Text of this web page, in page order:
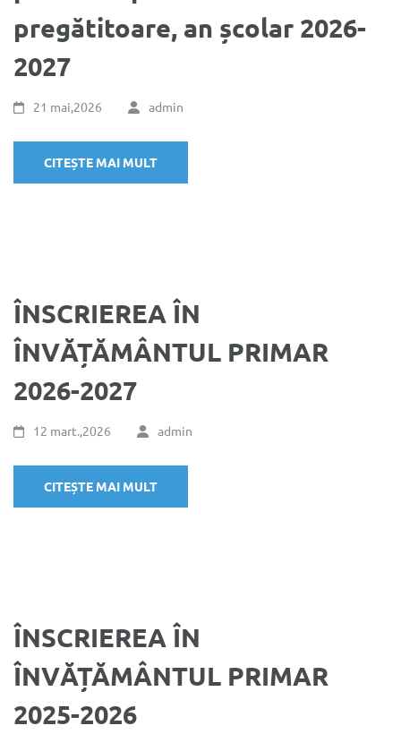
pregătitoare, an școlar 2026-
2027
21 mai,2026 admin
CITEȘTE MAI MULT
ÎNSCRIEREA ÎN
ÎNVĂȚĂMÂNTUL PRIMAR
2026-2027
12 mart.,2026 admin
CITEȘTE MAI MULT
ÎNSCRIEREA ÎN
ÎNVĂȚĂMÂNTUL PRIMAR
2025-2026